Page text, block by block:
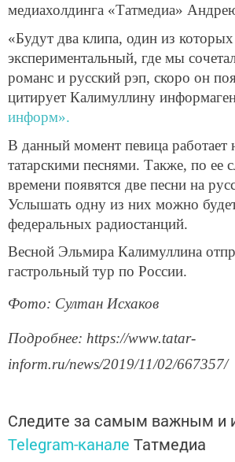
медиахолдинга «Татмедиа»
«Будут два клипа, один из которых
экспериментальный, где мы
романс и русский рэп, скоро он
цитирует Калимуллину
информ».
В данный момент певица работает
татарскими песнями. Также, по ее
времени появятся две песни на
Услышать одну из них можно
федеральных радиостанций.
Весной Эльмира Калимуллина
гастрольный тур по России.
Фото: Султан Исхаков
Подробнее: https://www.tatar-
inform.ru/news/2019/11/02/667357/
Следите за самым важным и
Telegram-канале Татмедиа